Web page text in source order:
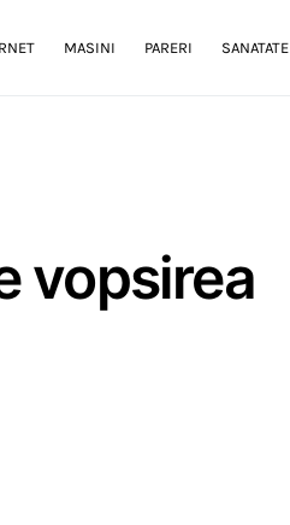
MASINI PARERI SANATATE
vopsirea